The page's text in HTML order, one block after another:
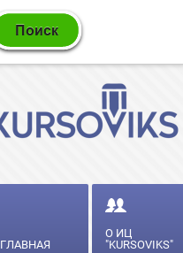
ГЛАВНАЯ
О ИЦ
"KURSOVIKS"